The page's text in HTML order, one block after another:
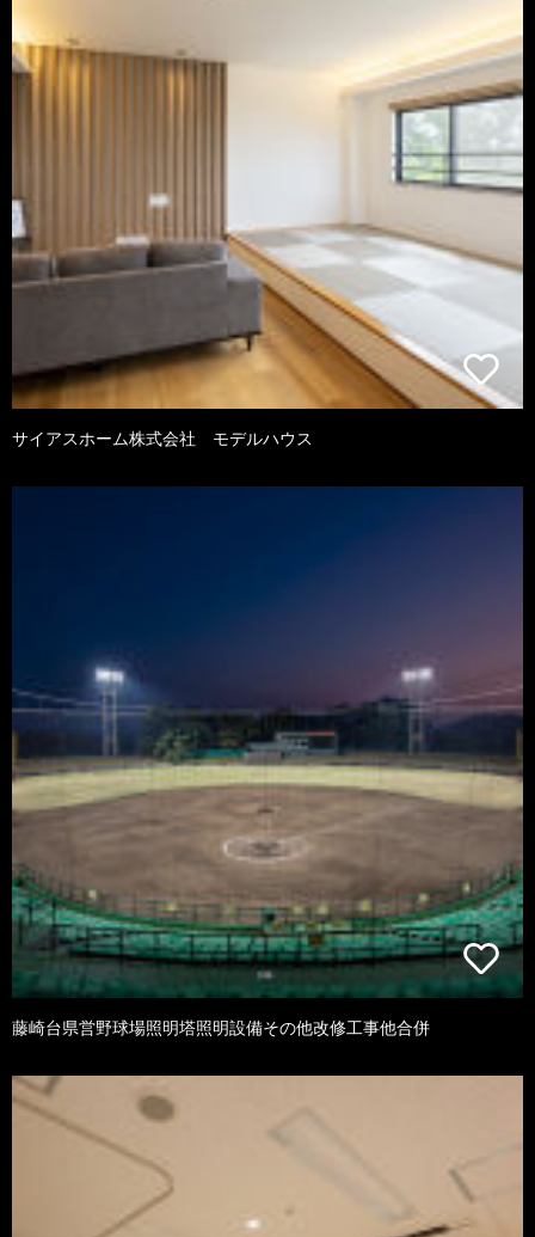
サイアスホーム株式会社 モデルハウス
藤崎台県営野球場照明塔照明設備その他改修工事他合併